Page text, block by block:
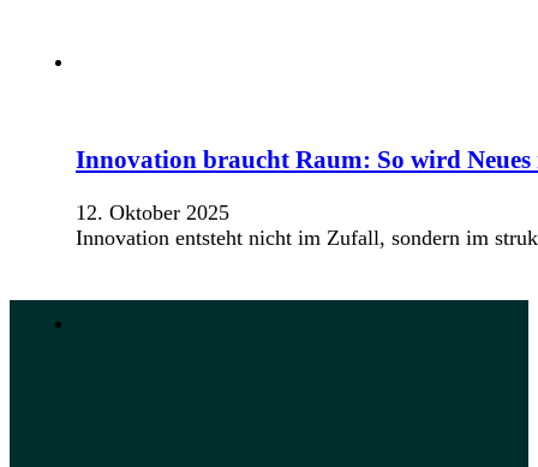
Innovation braucht Raum: So wird
12. Oktober 2025
Innovation entsteht nicht im Zufall, sondern im